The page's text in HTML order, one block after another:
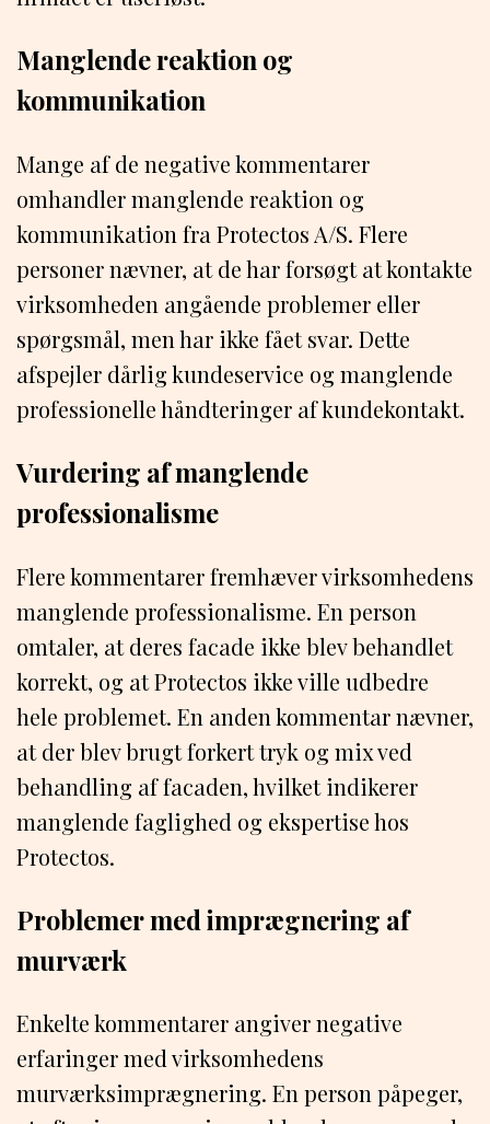
Manglende reaktion og
kommunikation
Mange af de negative kommentarer
omhandler manglende reaktion og
kommunikation fra Protectos A/S. Flere
personer nævner, at de har forsøgt at kontakte
virksomheden angående problemer eller
spørgsmål, men har ikke fået svar. Dette
afspejler dårlig kundeservice og manglende
professionelle håndteringer af kundekontakt.
Vurdering af manglende
professionalisme
Flere kommentarer fremhæver virksomhedens
manglende professionalisme. En person
omtaler, at deres facade ikke blev behandlet
korrekt, og at Protectos ikke ville udbedre
hele problemet. En anden kommentar nævner,
at der blev brugt forkert tryk og mix ved
behandling af facaden, hvilket indikerer
manglende faglighed og ekspertise hos
Protectos.
Problemer med imprægnering af
murværk
Enkelte kommentarer angiver negative
erfaringer med virksomhedens
murværksimprægnering. En person påpeger,